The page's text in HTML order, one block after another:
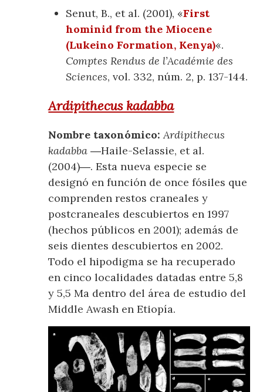
Senut, B., et al. (2001), «First
hominid from the Miocene
(Lukeino Formation, Kenya)«.
Comptes Rendus de l’Académie des
Sciences, vol. 332, núm. 2, p. 137-144.
Ardipithecus kadabba
Nombre taxonómico:Ardipithecus
kadabba ―Haile-Selassie, et al.
(2004)―. Esta nueva especie se
designó en función de once fósiles que
comprenden restos craneales y
postcraneales descubiertos en 1997
(hechos públicos en 2001); además de
seis dientes descubiertos en 2002.
Todo el hipodigma se ha recuperado
en cinco localidades datadas entre 5,8
y 5,5 Ma dentro del área de estudio del
Middle Awash en Etiopía.